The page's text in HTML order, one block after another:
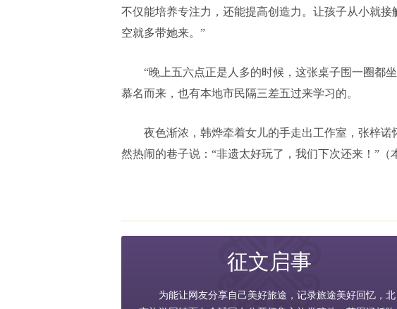
不仅能培养专注力，还能提高创造力。让孩子从小就
空就多带她来。”
“晚上五六点正是人多的时候，这张桌子围一圈都
慕名而来，也有本地市民隔三差五过来学习的。
夜色渐浓，韩烨牵着女儿的手走出工作室，张梓
然热闹的巷子说：“非遗太好玩了，我们下次还来！”（
征文启事
为能让网友分享自己美好旅途，记录旅途美好回忆，北